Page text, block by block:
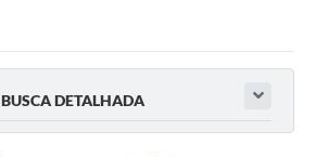
BUSCA DETALHADA